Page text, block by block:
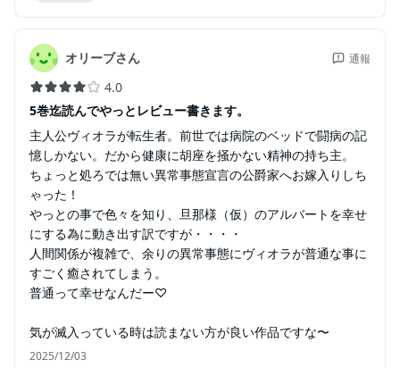
オリーブさん 通報
4.0
5巻迄読んでやっとレビュー書きます。
主人公ヴィオラが転生者。前世では病院のベッドで闘病の記
憶しかない。だから健康に胡座を掻かない精神の持ち主。
ちょっと処ろでは無い異常事態宣言の公爵家へお嫁入りしち
ゃった！
やっとの事で色々を知り、旦那様（仮）のアルバートを幸せ
にする為に動き出す訳ですが・・・・
人間関係が複雑で、余りの異常事態にヴィオラが普通な事に
すごく癒されてしまう。
普通って幸せなんだー♡
気が滅入っている時は読まない方が良い作品ですな〜
2025/12/03